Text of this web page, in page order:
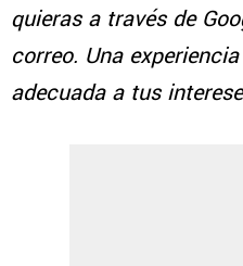
quieras a través de
correo. Una
adecuada a tus